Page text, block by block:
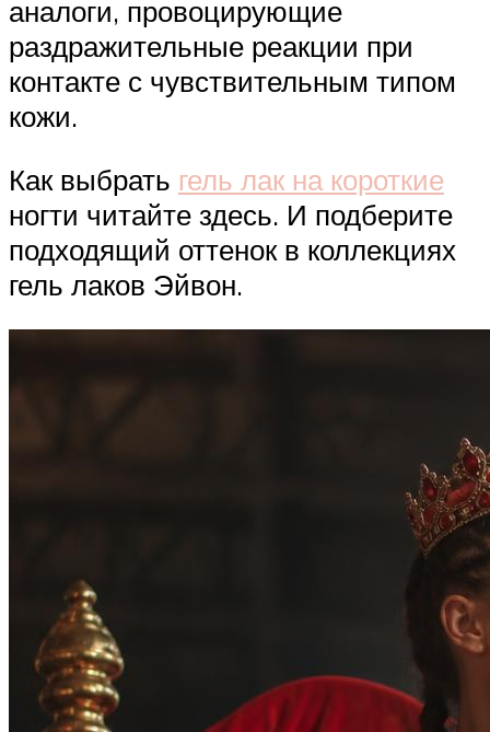
аналоги, провоцирующие
раздражительные реакции при
контакте с чувствительным типом
кожи.
Как выбрать гель лак на короткие
ногти читайте здесь. И подберите
подходящий оттенок в коллекциях
гель лаков Эйвон.